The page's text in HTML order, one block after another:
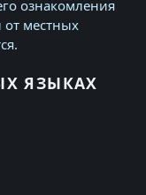
ознакомления
от местных
ЯЗЫКАХ